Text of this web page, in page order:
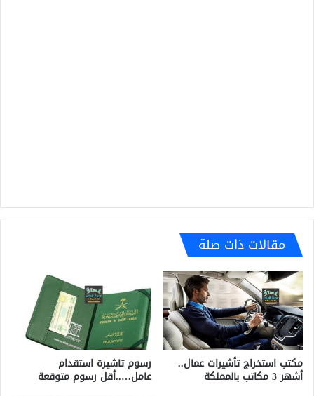
مقالات ذات صلة
مكتب استخراج تأشيرات عمال..
أشهر 3 مكاتب بالمملكة
رسوم تاشيرة استقدام
عامل…..أقل رسوم متوقعة